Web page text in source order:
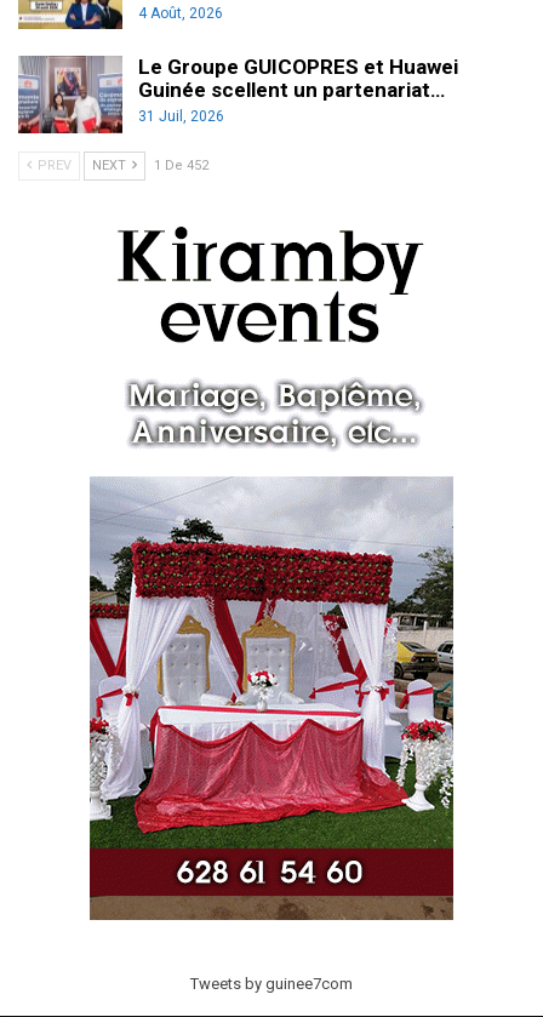
4 Août, 2026
Le Groupe GUICOPRES et Huawei
Guinée scellent un partenariat…
31 Juil, 2026
PREV NEXT 1 De 452
Tweets by guinee7com